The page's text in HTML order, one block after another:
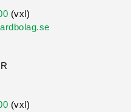
(vxl)
(vxl)